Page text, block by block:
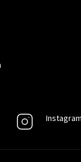
Instagram
Instagram